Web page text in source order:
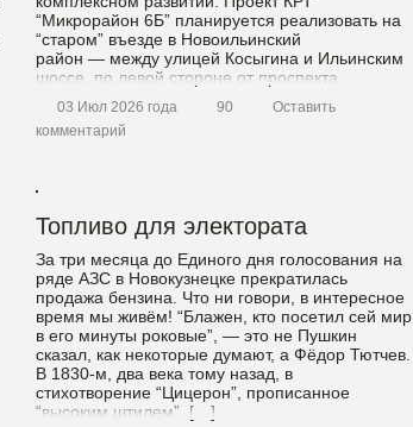
“Микрорайон 6Б” планируется реализовать на
“старом” въезде в Новоильинский
район — между улицей Косыгина и Ильинским
шоссе, по левой стороне от проспекта
03 Июл 2026 года 90
Оставить
комментарий
Топливо для электората
За три месяца до Единого дня голосования на
ряде АЗС в Новокузнецке прекратилась
продажа бензина. Что ни говори, в интересное
время мы живём! “Блажен, кто посетил сей мир
в его минуты роковые”, — это не Пушкин
сказал, как некоторые думают, а Фёдор Тютчев.
В 1830-м, два века тому назад, в
стихотворение “Цицерон”, прописанное
“высоким штилем”, […]